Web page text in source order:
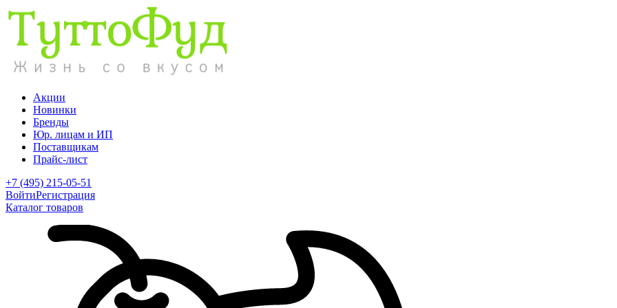
Акции
Новинки
Бренды
Юр. лицам и ИП
Поставщикам
Прайс-лист
+7 (495) 215-05-51
ВойтиРегистрация
Каталог товаров